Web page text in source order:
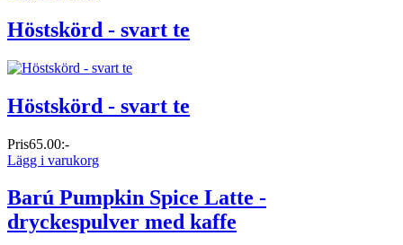
Höstskörd - svart te
Höstskörd - svart te
Pris65.00:-
Lägg i varukorg
Barú Pumpkin Spice Latte -
dryckespulver med kaffe